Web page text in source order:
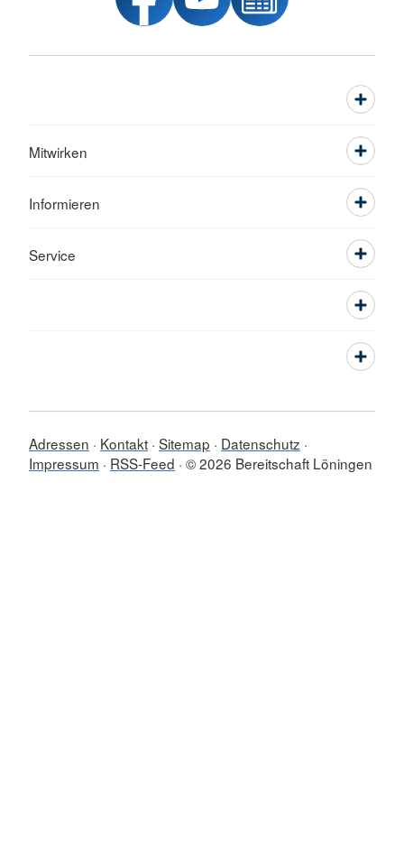
Mitwirken
Informieren
Service
Adressen Kontakt Sitemap
Datenschutz
Impressum
RSS-Feed © 2026 Bereitschaft Löningen